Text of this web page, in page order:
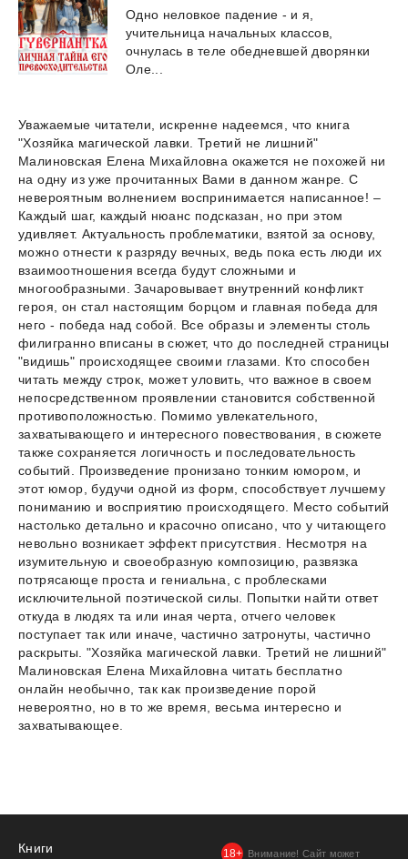
Одно неловкое падение - и я,
учительница начальных классов,
очнулась в теле обедневшей дворянки
Оле...
Уважаемые читатели, искренне надеемся, что книга
"Хозяйка магической лавки. Третий не лишний"
Малиновская Елена Михайловна окажется не похожей ни
на одну из уже прочитанных Вами в данном жанре. С
невероятным волнением воспринимается написанное! –
Каждый шаг, каждый нюанс подсказан, но при этом
удивляет. Актуальность проблематики, взятой за основу,
можно отнести к разряду вечных, ведь пока есть люди их
взаимоотношения всегда будут сложными и
многообразными. Зачаровывает внутренний конфликт
героя, он стал настоящим борцом и главная победа для
него - победа над собой. Все образы и элементы столь
филигранно вписаны в сюжет, что до последней страницы
"видишь" происходящее своими глазами. Кто способен
читать между строк, может уловить, что важное в своем
непосредственном проявлении становится собственной
противоположностью. Помимо увлекательного,
захватывающего и интересного повествования, в сюжете
также сохраняется логичность и последовательность
событий. Произведение пронизано тонким юмором, и
этот юмор, будучи одной из форм, способствует лучшему
пониманию и восприятию происходящего. Место событий
настолько детально и красочно описано, что у читающего
невольно возникает эффект присутствия. Несмотря на
изумительную и своеобразную композицию, развязка
потрясающе проста и гениальна, с проблесками
исключительной поэтической силы. Попытки найти ответ
откуда в людях та или иная черта, отчего человек
поступает так или иначе, частично затронуты, частично
раскрыты. "Хозяйка магической лавки. Третий не лишний"
Малиновская Елена Михайловна читать бесплатно
онлайн необычно, так как произведение порой
невероятно, но в то же время, весьма интересно и
захватывающее.
Книги Внимание! Сайт может